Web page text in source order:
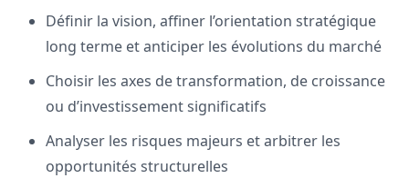
Définir la vision, affiner l’orientation stratégique
long terme et anticiper les évolutions du marché
Choisir les axes de transformation, de croissance
ou d’investissement significatifs
Analyser les risques majeurs et arbitrer les
opportunités structurelles